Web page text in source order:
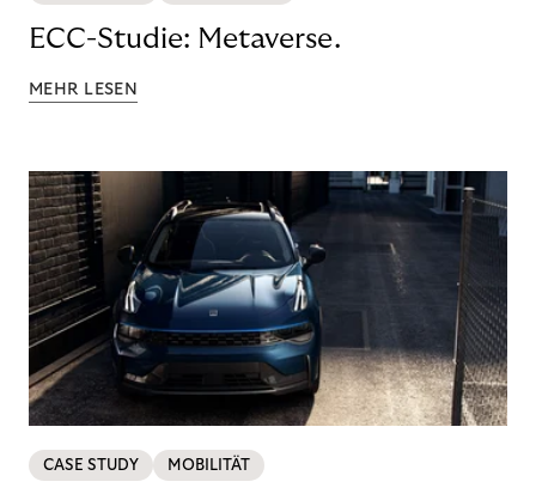
ECC-Studie: Metaverse.
MEHR LESEN
CASE STUDY MOBILITÄT